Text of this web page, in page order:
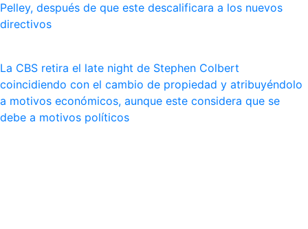
Pelley, después de que este descalificara a los nuevos
directivos
La CBS retira el late night de Stephen Colbert
coincidiendo con el cambio de propiedad y atribuyéndolo
a motivos económicos, aunque este considera que se
debe a motivos políticos